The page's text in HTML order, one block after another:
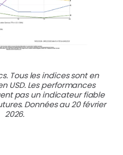
Tous les indices sont en
USD. Les performances
pas un indicateur fiable
Données au 20 février
2026.